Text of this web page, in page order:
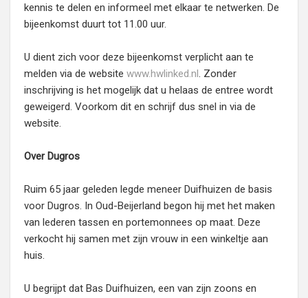
kennis te delen en informeel met elkaar te netwerken. De
bijeenkomst duurt tot 11.00 uur.
U dient zich voor deze bijeenkomst verplicht aan te
melden via de website www.hwlinked.nl. Zonder
inschrijving is het mogelijk dat u helaas de entree wordt
geweigerd. Voorkom dit en schrijf dus snel in via de
website.
Over Dugros
Ruim 65 jaar geleden legde meneer Duifhuizen de basis
voor Dugros. In Oud-Beijerland begon hij met het maken
van lederen tassen en portemonnees op maat. Deze
verkocht hij samen met zijn vrouw in een winkeltje aan
huis.
U begrijpt dat Bas Duifhuizen, een van zijn zoons en